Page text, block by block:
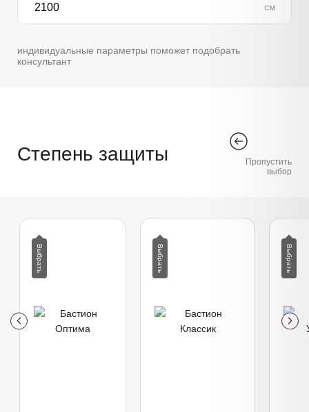
см
индивидуальные параметры поможет подобрать
консультант
Степень защиты
Пропустить
выбор